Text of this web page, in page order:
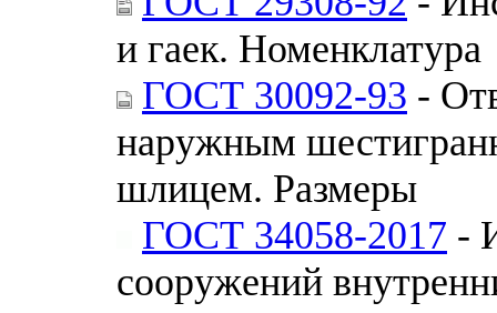
и гаек. Номенклатура
ГОСТ 30092-93 -
наружным
шлицем. Размеры
ГОСТ 34058-2017 -
сооружений